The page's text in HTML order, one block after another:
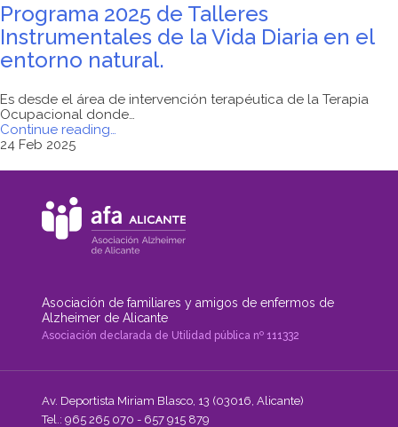
Programa 2025 de Talleres
Instrumentales de la Vida Diaria en el
entorno natural.
Es desde el área de intervención terapéutica de la Terapia
Ocupacional donde…
Continue reading
Talleres
de
la
Vida
Diaria
entorno
natural."
…
24 Feb 2025
Asociación de familiares y amigos de enfermos de
Alzheimer de Alicante
Asociación declarada de Utilidad pública nº 111332
Av. Deportista Miriam Blasco, 13 (03016, Alicante)
Tel.: 965 265 070 - 657 915 879